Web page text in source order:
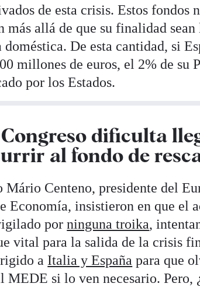
de esta crisis. Estos fondos
allá de que su finalidad sean
De esta cantidad, si
millones de euros, el 2% de su
por los Estados.
dificulta
al fondo de
Mário Centeno, presidente del
insistieron en que el
porninguna troika,
vital para la salida de la crisis
a Italia y España para que
MEDE si lo ven necesario. Pero,